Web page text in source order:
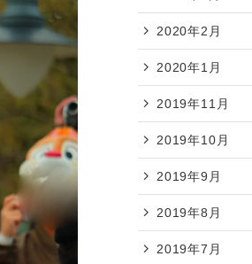
2020年2月
2020年1月
2019年11月
2019年10月
2019年9月
2019年8月
2019年7月